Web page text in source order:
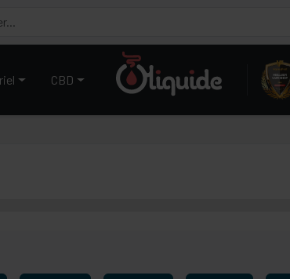
CBD